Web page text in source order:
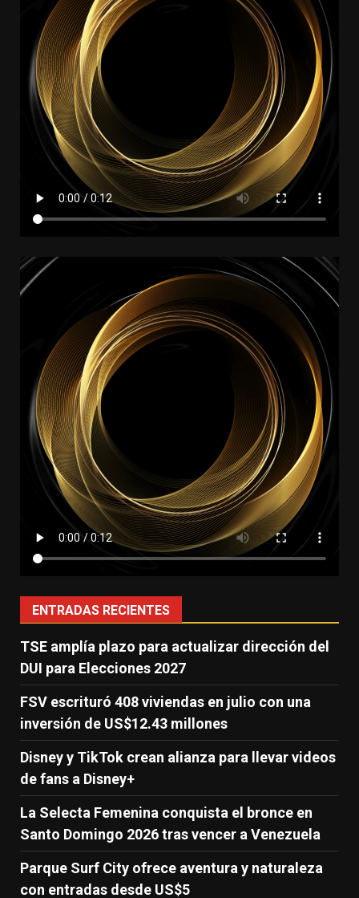
ENTRADAS RECIENTES
TSE amplía plazo para actualizar dirección del
DUI para Elecciones 2027
FSV escrituró 408 viviendas en julio con una
inversión de US$12.43 millones
Disney y TikTok crean alianza para llevar videos
de fans a Disney+
La Selecta Femenina conquista el bronce en
Santo Domingo 2026 tras vencer a Venezuela
Parque Surf City ofrece aventura y naturaleza
con entradas desde US$5